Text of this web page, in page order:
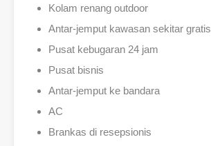
Kolam renang outdoor
Antar-jemput kawasan sekitar gratis
Pusat kebugaran 24 jam
Pusat bisnis
Antar-jemput ke bandara
AC
Brankas di resepsionis